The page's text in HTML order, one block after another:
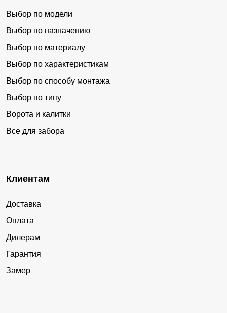
Выбор по модели
Выбор по назначению
Выбор по материалу
Выбор по характеристикам
Выбор по способу монтажа
Выбор по типу
Ворота и калитки
Все для забора
Клиентам
Доставка
Оплата
Дилерам
Гарантия
Замер